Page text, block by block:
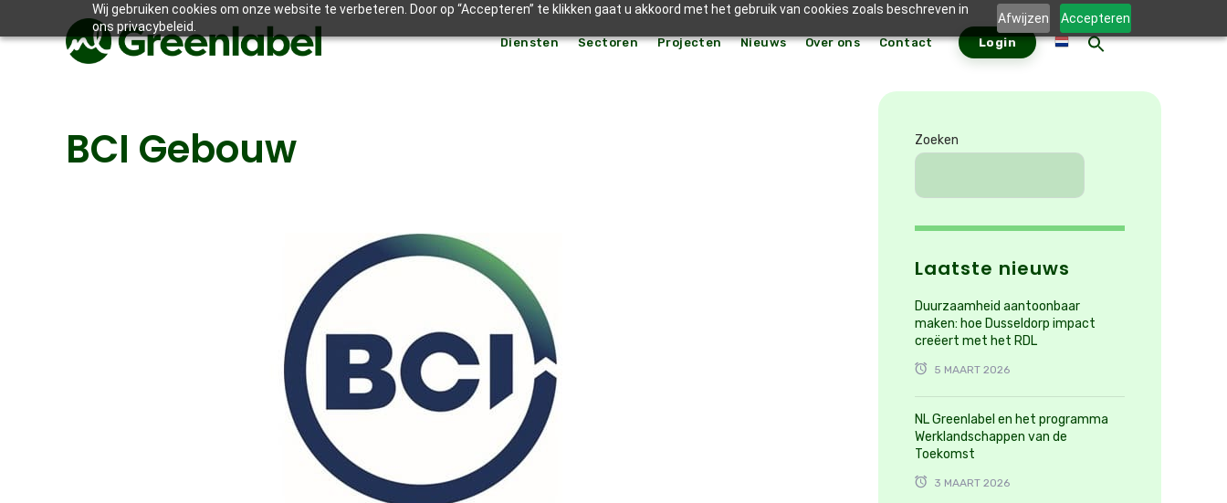
Wij gebruiken cookies om onze website te verbeteren. Door op “Accepteren” te klikken gaat u akkoord met het gebruik van cookies zoals beschreven in
ons privacybeleid.
Afwijzen Accepteren
Diensten Sectoren Projecten Nieuws Over ons Contact Login
BCI Gebouw Zoeken
Laatste nieuws
Duurzaamheid aantoonbaar
maken: hoe Dusseldorp impact
creëert met het RDL
5 MAART 2026
NL Greenlabel en het programma
Werklandschappen van de
Toekomst
3 MAART 2026
Zoek
naar: